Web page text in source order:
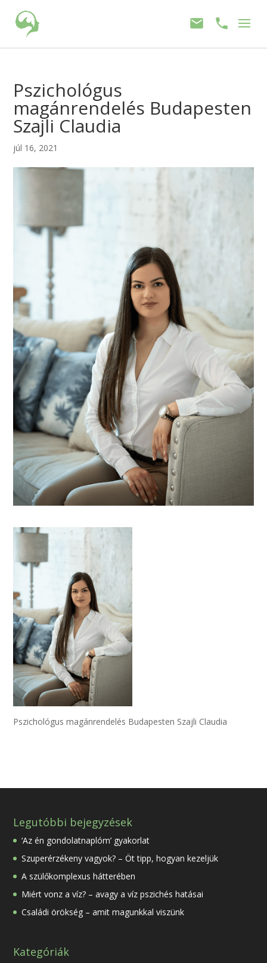
Pszichológus
magánrendelés Budapesten
Szajli Claudia
júl 16, 2021
Pszichológus magánrendelés Budapesten Szajli Claudia
Legutóbbi bejegyzések
‘Az én gondolatnaplóm’ gyakorlat
Szuperérzékeny vagyok? – Öt tipp, hogyan kezeljük
A szülőkomplexus hátterében
Miért vonz a víz? – avagy a víz pszichés hatásai
Családi örökség – amit magunkkal viszünk
Kategóriák